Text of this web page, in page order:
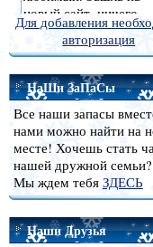
Для добавления
авторизация
НаШи ЗаПаСы
Все наши запасы
нами можно найти на
месте! Хочешь стать
нашей дружной семьи?
Мы ждем тебя ЗДЕСЬ
Наши Друзья